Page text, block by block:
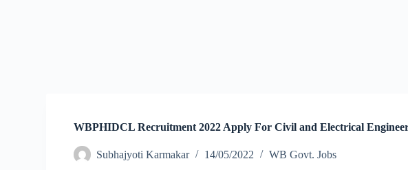
WBPHIDCL Recruitment 2022 Apply For Civil and Electrical
Subhajyoti Karmakar 14/05/2022 WB Govt. Jobs